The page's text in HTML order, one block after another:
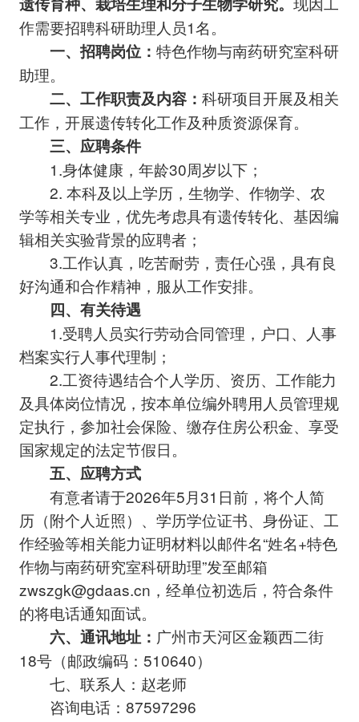
作需要招聘科研助理人员1名。
一、招聘岗位：特色作物与南药研究室科研
助理。
二、工作职责及内容：科研项目开展及相关
工作，开展遗传转化工作及种质资源保育。
三、应聘条件
1.身体健康，年龄30周岁以下；
2. 本科及以上学历，生物学、作物学、农
学等相关专业，优先考虑具有遗传转化、基因编
辑相关实验背景的应聘者；
3.工作认真，吃苦耐劳，责任心强，具有良
好沟通和合作精神，服从工作安排。
四、有关待遇
1.受聘人员实行劳动合同管理，户口、人事
档案实行人事代理制；
2.工资待遇结合个人学历、资历、工作能力
及具体岗位情况，按本单位编外聘用人员管理规
定执行，参加社会保险、缴存住房公积金、享受
国家规定的法定节假日。
五、应聘方式
有意者请于2026年5月31日前，将个人简
历（附个人近照）、学历学位证书、身份证、工
作经验等相关能力证明材料以邮件名“姓名+特色
作物与南药研究室科研助理”发至邮箱
zwszgk@gdaas.cn，经单位初选后，符合条件
的将电话通知面试。
六、通讯地址： 广州市天河区金颖西二街
18号（邮政编码：510640）
七、联系人：赵老师
咨询电话：87597296